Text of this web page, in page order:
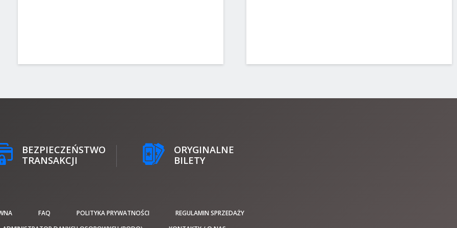
BEZPIECZEŃSTWO
TRANSAKCJI
ORYGINALNE
BILETY
FAQ POLITYKA PRYWATNOŚCI
REGULAMIN SPRZEDAŻY